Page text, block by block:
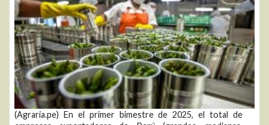
(Agraria.pe) En el primer bimestre de 2025, el total de